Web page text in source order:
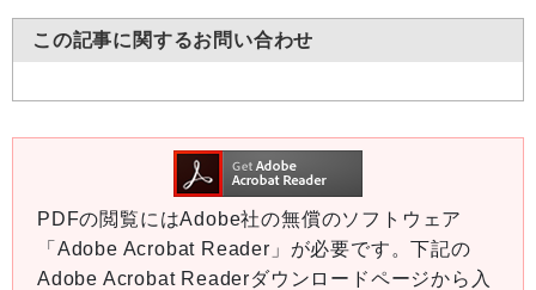
この記事に関するお問い合わせ
PDFの閲覧にはAdobe社の無償のソフトウェア
「Adobe Acrobat Reader」が必要です。下記の
Adobe Acrobat Readerダウンロードページから入